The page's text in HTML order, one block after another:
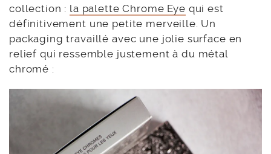
collection : la palette Chrome Eye qui est
définitivement une petite merveille. Un
packaging travaillé avec une jolie surface en
relief qui ressemble justement à du métal
chromé :